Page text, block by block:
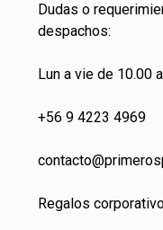
Dudas o
despachos:
Lun a vie de 10.00
+56 9 4223 4969
contacto@primeros
Regalos